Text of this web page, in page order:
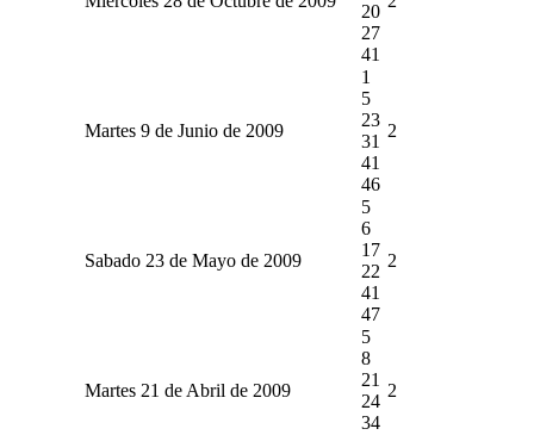
20
27
41
Martes 9 de Junio de 2009
1
5
23
31
41
46
2
Sabado 23 de Mayo de 2009
5
6
17
22
41
47
2
Martes 21 de Abril de 2009
5
8
21
24
34
2